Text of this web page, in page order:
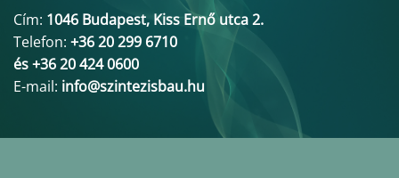
Cím: 1046 Budapest, Kiss Ernő utca 2.
Telefon: +36 20 299 6710
és +36 20 424 0600
E-mail: info@szintezisbau.hu